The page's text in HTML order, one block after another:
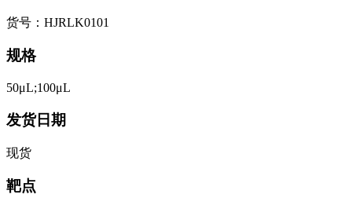
货号：HJRLK0101
规格
50μL;100μL
发货日期
现货
靶点